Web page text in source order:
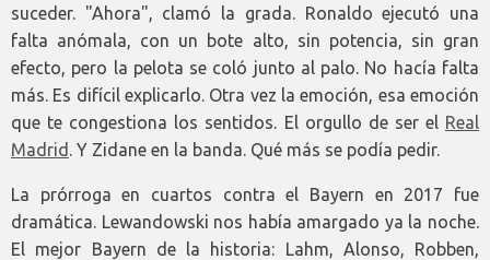
suceder. "Ahora", clamó la grada. Ronaldo ejecutó una
falta anómala, con un bote alto, sin potencia, sin gran
efecto, pero la pelota se coló junto al palo. No hacía falta
más. Es difícil explicarlo. Otra vez la emoción, esa emoción
que te congestiona los sentidos. El orgullo de ser el Real
Madrid . Y Zidane en la banda. Qué más se podía pedir.
La prórroga en cuartos contra el Bayern en 2017 fue
dramática. Lewandowski nos había amargado ya la noche.
El mejor Bayern de la historia: Lahm, Alonso, Robben,